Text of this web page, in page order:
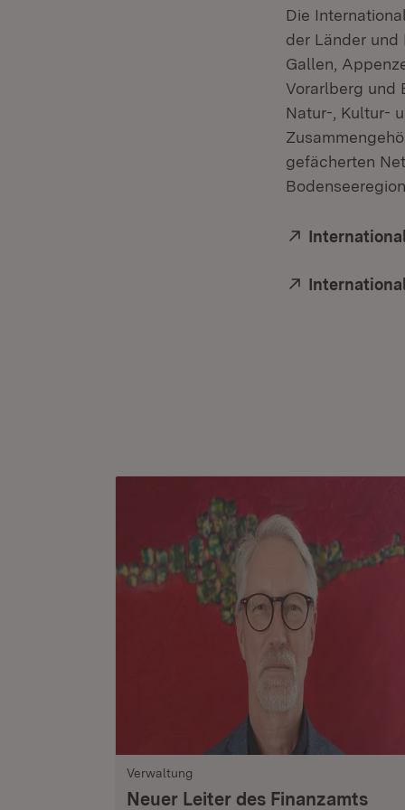
Die
der Länder und
Gallen,
Vorarlberg und
Natur-, Kultur-
gefächerten
Extern:
Extern:
Verwaltung
Neuer Leiter des Finanzamts